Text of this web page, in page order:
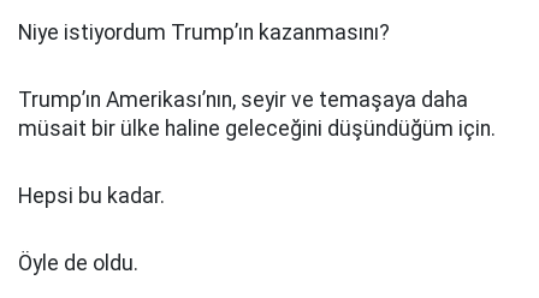
Niye istiyordum Trump’ın kazanmasını?
Trump’ın Amerikası’nın, seyir ve temaşaya daha
müsait bir ülke haline geleceğini düşündüğüm için.
Hepsi bu kadar.
Öyle de oldu.